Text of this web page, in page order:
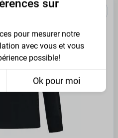
sur
pour mesurer notre
avec vous et vous
possible!
Ok pour moi